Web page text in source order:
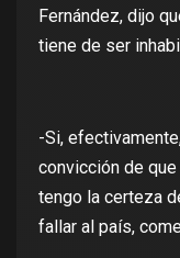
Fernández, dijo
tiene de ser
-Si,
convicción de
tengo la certeza
fallar al país,